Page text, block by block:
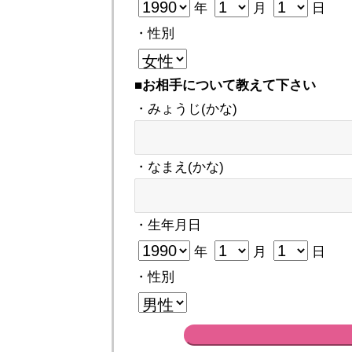
年 月
日
・性別
■お相手について教えて下さい
・みょうじ(かな)
・なまえ(かな)
・生年月日
年 月
日
・性別